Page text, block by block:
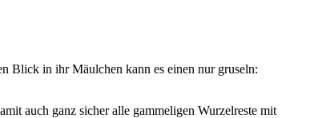
Blick in ihr Mäulchen kann es einen nur gruseln:
auch ganz sicher alle gammeligen Wurzelreste mit